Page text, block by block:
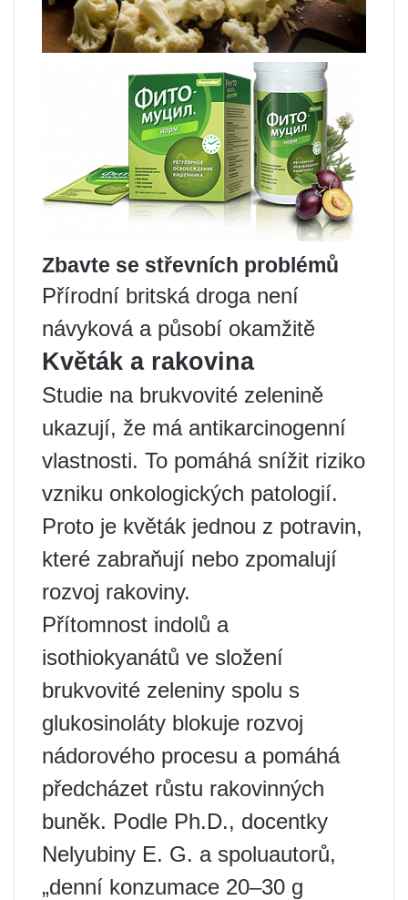
Zbavte se střevních problémů
Přírodní britská droga není
návyková a působí okamžitě
Květák a rakovina
Studie na brukvovité zelenině
ukazují, že má antikarcinogenní
vlastnosti. To pomáhá snížit riziko
vzniku onkologických patologií.
Proto je květák jednou z potravin,
které zabraňují nebo zpomalují
rozvoj rakoviny.
Přítomnost indolů a
isothiokyanátů ve složení
brukvovité zeleniny spolu s
glukosinoláty blokuje rozvoj
nádorového procesu a pomáhá
předcházet růstu rakovinných
buněk. Podle Ph.D., docentky
Nelyubiny E. G. a spoluautorů,
„denní konzumace 20–30 g